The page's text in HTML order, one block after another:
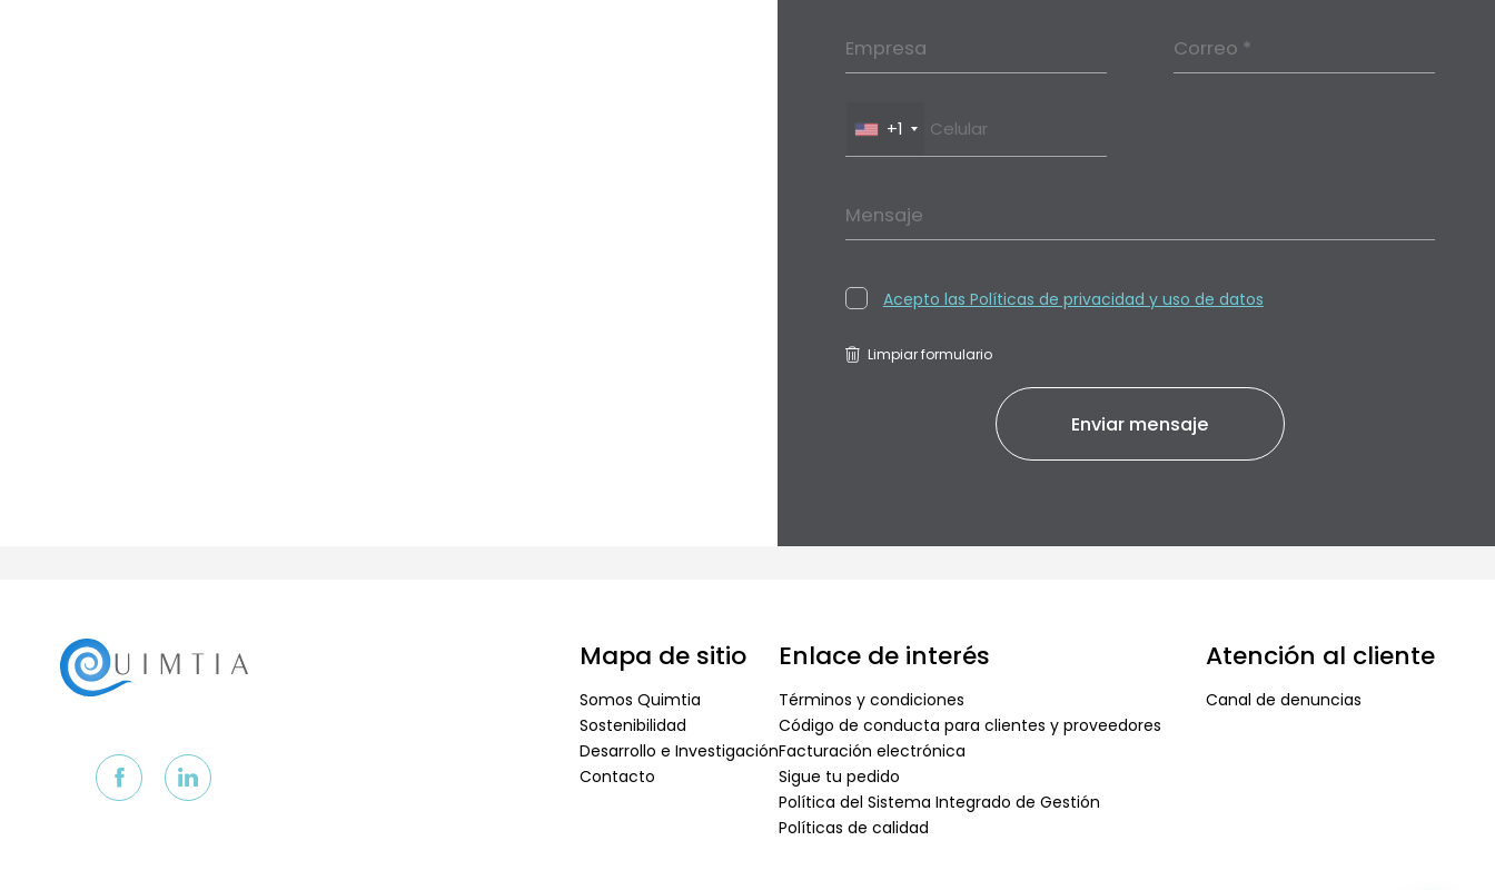
Empresa Correo *
+1
Mensaje
Acepto las Políticas de privacidad y uso de datos
Limpiar formulario
Mapa de sitio
Somos Quimtia
Sostenibilidad
Desarrollo e Investigación
Contacto
Enlace de interés
Términos y condiciones
Código de conducta para clientes y proveedores
Facturación electrónica
Sigue tu pedido
Política del Sistema Integrado de Gestión
Políticas de calidad
Atención al cliente
Canal de denuncias